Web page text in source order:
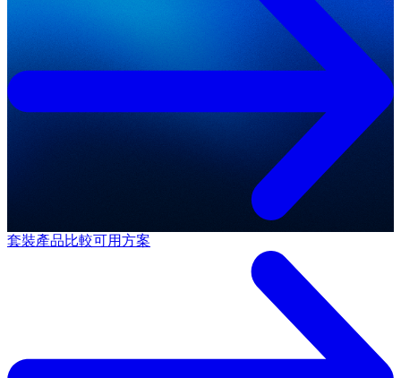
套裝產品比較可用方案